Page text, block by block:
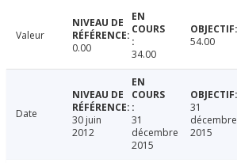
Valeur
0.00
34.00
54.00
Date
30 juin
2012
31
décembre
2015
31
décembre
2015